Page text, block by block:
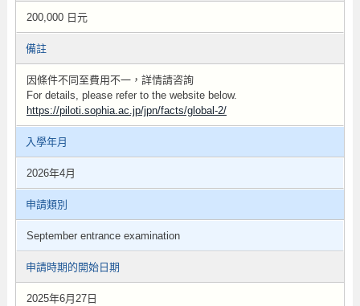
200,000 日元
備註
因條件不同至費用不一，詳情請咨詢
For details, please refer to the website below.
https://piloti.sophia.ac.jp/jpn/facts/global-2/
入學年月
2026年4月
申請類別
September entrance examination
申請時期的開始日期
2025年6月27日